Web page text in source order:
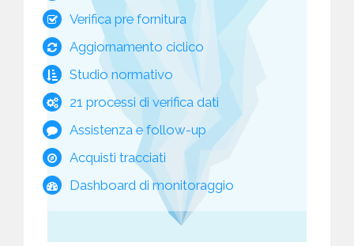
Verifica pre fornitura
Aggiornamento ciclico
Studio normativo
21 processi di verifica dati
Assistenza e follow-up
Acquisti tracciati
Dashboard di monitoraggio